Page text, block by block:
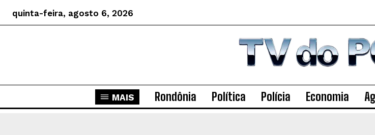
quinta-feira, agosto 6, 2026
MAIS Rondônia Política Polícia Economia